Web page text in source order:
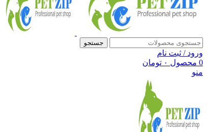
جستجو
ورود / ثبت نام
0 محصول ۰ تومان
منو